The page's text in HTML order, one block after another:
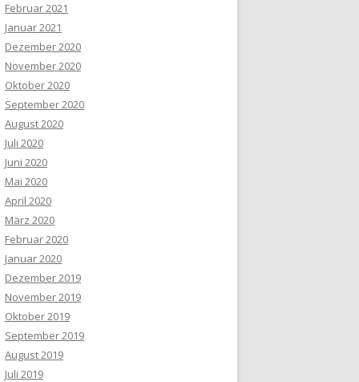
Februar 2021
Januar 2021
Dezember 2020
November 2020
Oktober 2020
September 2020
August 2020
Juli 2020
Juni 2020
Mai 2020
April 2020
März 2020
Februar 2020
Januar 2020
Dezember 2019
November 2019
Oktober 2019
September 2019
August 2019
Juli 2019